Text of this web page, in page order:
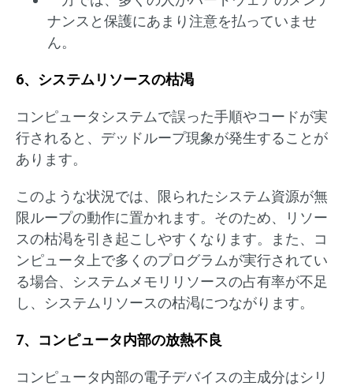
ナンスと保護にあまり注意を払っていませ
ん。
6、システムリソースの枯渇
コンピュータシステムで誤った手順やコードが実
行されると、デッドループ現象が発生することが
あります。
このような状況では、限られたシステム資源が無
限ループの動作に置かれます。そのため、リソー
スの枯渇を引き起こしやすくなります。また、コ
ンピュータ上で多くのプログラムが実行されてい
る場合、システムメモリリソースの占有率が不足
し、システムリソースの枯渇につながります。
7、コンピュータ内部の放熱不良
コンピュータ内部の電子デバイスの主成分はシリ